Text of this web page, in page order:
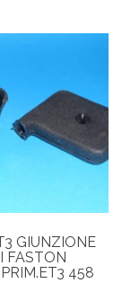
GIUNZIONE
FASTON
458